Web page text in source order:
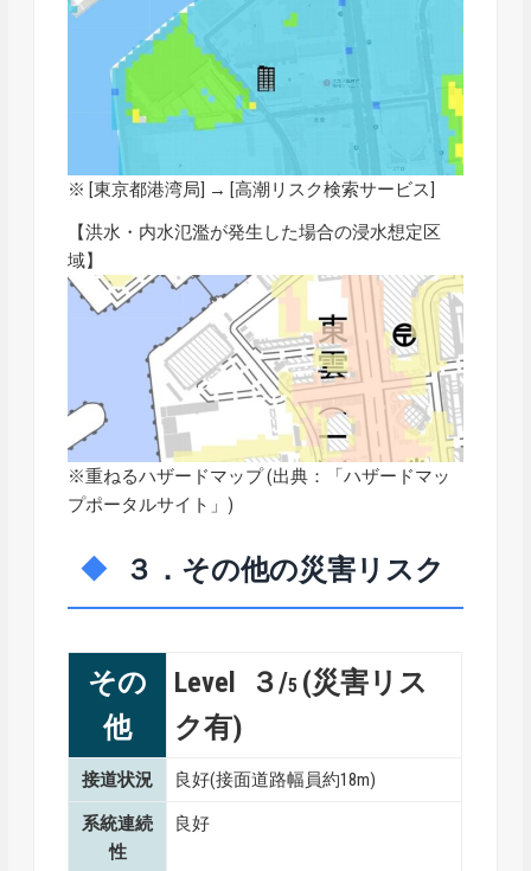
※ [東京都港湾局] → [高潮リスク検索サービス]
【洪水・内水氾濫が発生した場合の浸水想定区
域】
※重ねるハザードマップ (出典：「ハザードマッ
プポータルサイト 」)
３．その他の災害リスク
その
他
Level ３/5 (災害リス
ク有)
接道状況 良好(接面道路幅員約18m)
系統連続
性
良好